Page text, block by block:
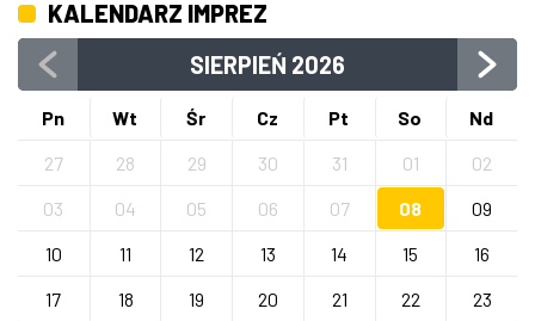
KALENDARZ IMPREZ
SIERPIEŃ 2026
Pn Wt Śr Cz Pt So
Nd
27
28 29 30 31 01
02
03
04 05 06 07 08
09
10
11 12 13 14 15
16
17
18 19 20 21 22
23